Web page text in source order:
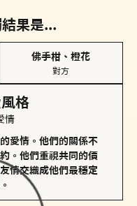
果是...
佛手柑、橙花
對方
格
情
愛情。他們的關係不
。他們重視共同的價
情交織成他們最穩定